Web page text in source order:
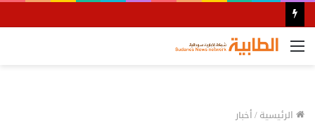
القائمة
الرئيسية/أخبار